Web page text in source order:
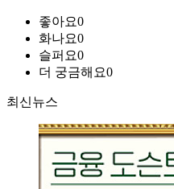
좋아요0
화나요0
슬퍼요0
더 궁금해요0
최신뉴스